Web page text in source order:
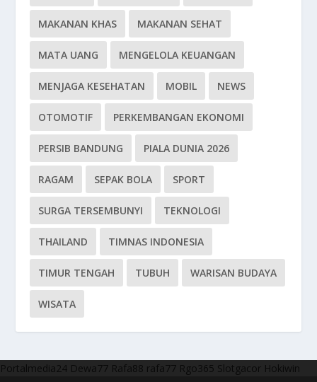
MAKANAN KHAS MAKANAN SEHAT
MATA UANG MENGELOLA KEUANGAN
MENJAGA KESEHATAN MOBIL NEWS
OTOMOTIF PERKEMBANGAN EKONOMI
PERSIB BANDUNG PIALA DUNIA 2026
RAGAM SEPAK BOLA SPORT
SURGA TERSEMBUNYI TEKNOLOGI
THAILAND TIMNAS INDONESIA
TIMUR TENGAH TUBUH WARISAN BUDAYA
WISATA
Portalmedia24 Dewa77 Rafa88 rafa77 Rgo365 Slotgacor Hokiwin